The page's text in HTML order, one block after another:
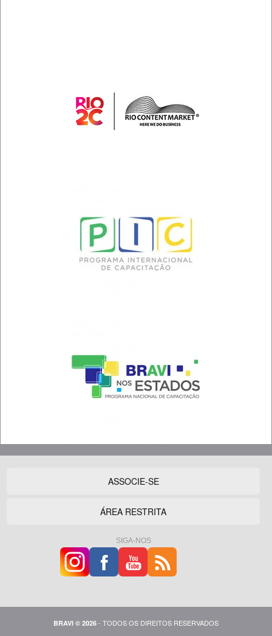
ASSOCIE-SE
ÁREA RESTRITA
SIGA-NOS
BRAVI © 2026 - TODOS OS DIREITOS RESERVADOS